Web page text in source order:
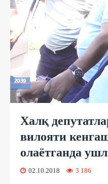
Халқ
вилояти
олаётганда
02.10.2018 3 186